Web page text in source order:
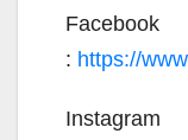
Facebook
: https://
Instagram